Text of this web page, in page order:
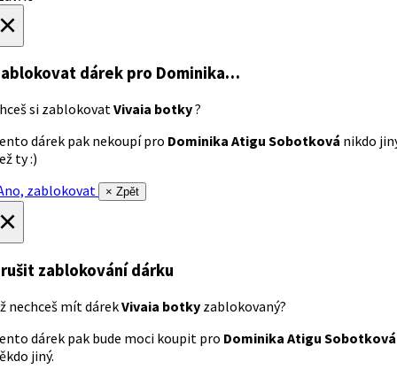
dárek pro Dominika…
si zablokovatVivaia botky?
dárek pak nekoupí pro Dominika Atigu Sobotková nikdo
ty :)
zablokovat
× Zpět
zablokování dárku
nechceš mít dárekVivaia botky zablokovaný?
dárek pak bude moci koupit pro Dominika Atigu Sobotková
jiný.